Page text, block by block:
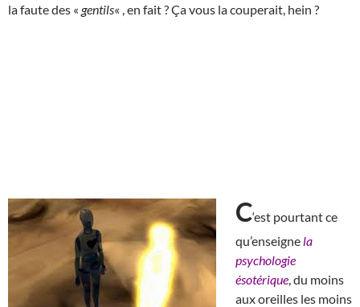
la faute des « gentils« , en fait ? Ça vous la couperait, hein ?
C‘est pourtant ce
qu’enseigne la
psychologie
ésotérique , du moins
aux oreilles les moins